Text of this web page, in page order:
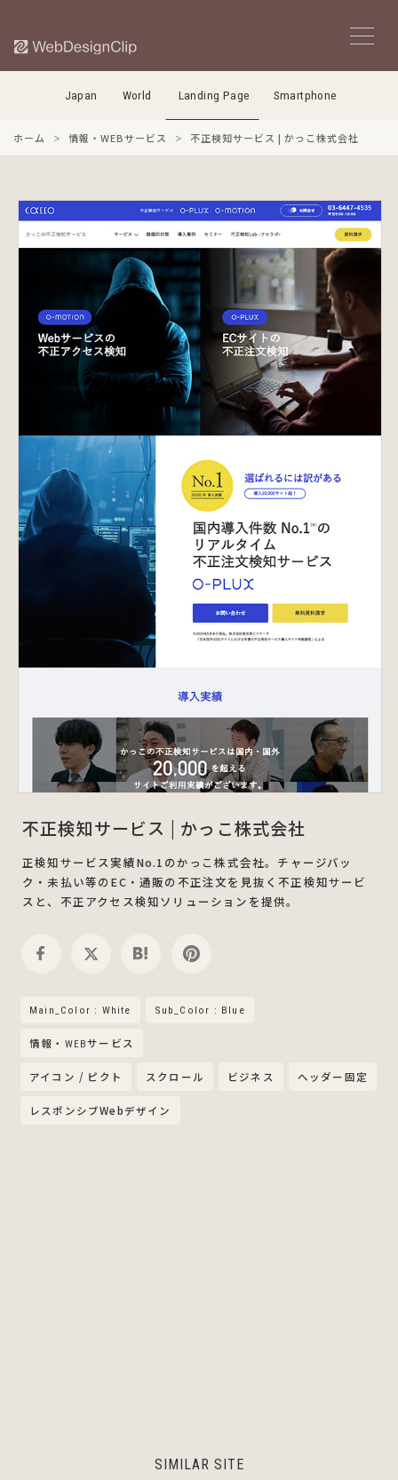
Japan World Landing Page Smartphone
ホーム 情報・WEBサービス 不正検知サービス | かっこ株式会社
不正検知サービス | かっこ株式会社
正検知サービス実績No.1のかっこ株式会社。チャージバッ
ク・未払い等のEC・通販の不正注文を見抜く不正検知サービ
スと、不正アクセス検知ソリューションを提供。
Main_Color : White Sub_Color : Blue
情報・WEBサービス
アイコン / ピクト スクロール ビジネス ヘッダー固定
レスポンシブWebデザイン
SIMILAR SITE